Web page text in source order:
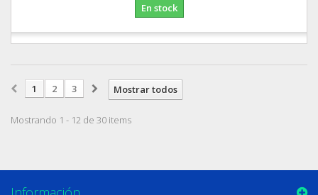
En stock
Mostrar todos
1 2 3
Mostrando 1 - 12 de 30 items